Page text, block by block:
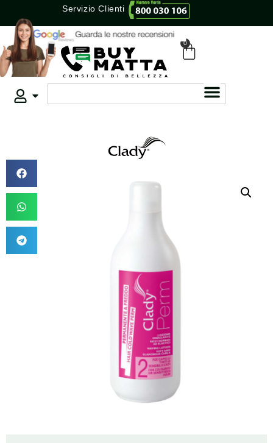
Servizio Clienti
0